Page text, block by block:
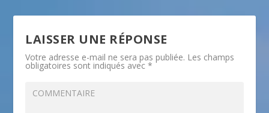
LAISSER UNE RÉPONSE
Votre adresse e-mail ne sera pas publiée. Les champs
obligatoires sont indiqués avec*